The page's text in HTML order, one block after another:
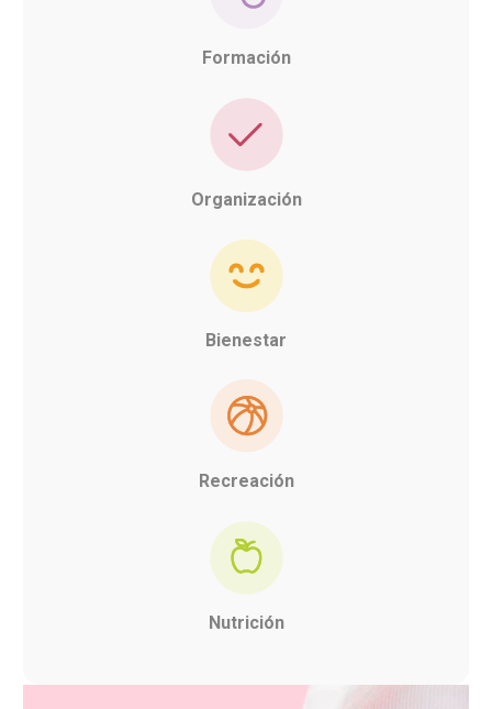
Formación
Organización
Bienestar
Recreación
Nutrición